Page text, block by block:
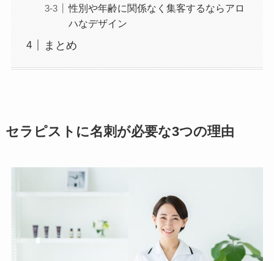
性別や年齢に関係なく集客するならアロ
ハなデザイン
まとめ
セラピストに名刺が必要な3つの理由